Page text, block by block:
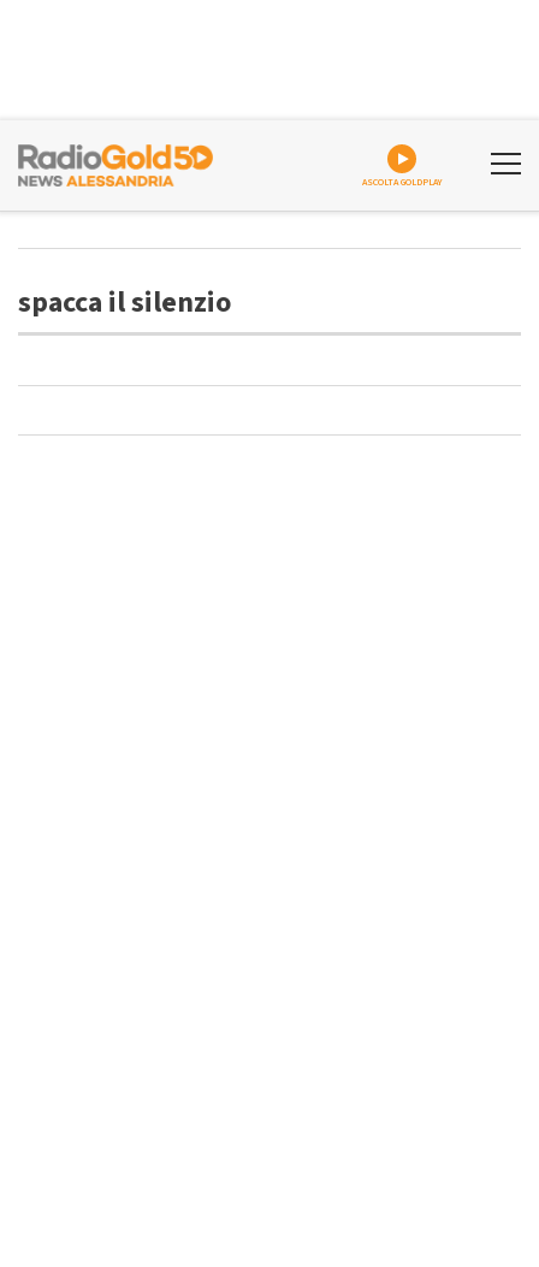
ASCOLTA GOLDPLAY
spacca il silenzio